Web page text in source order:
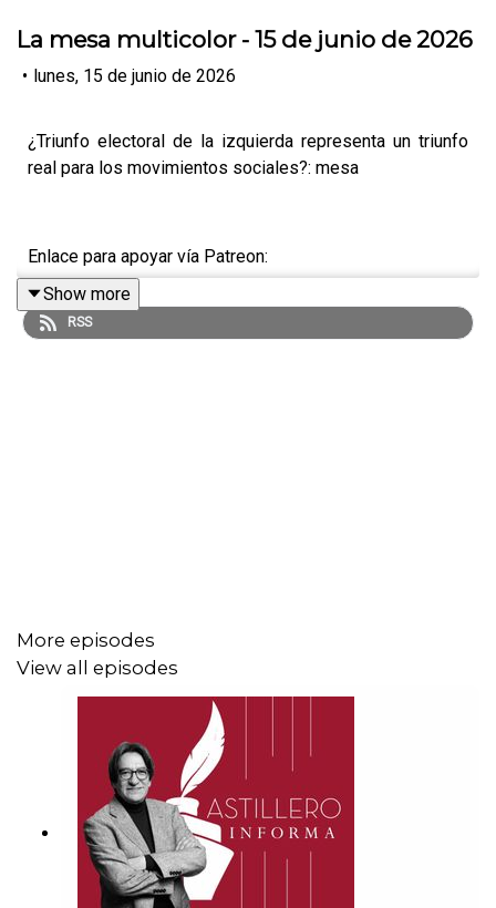
La mesa multicolor - 15 de junio de 2026
• lunes, 15 de junio de 2026
¿Triunfo electoral de la izquierda representa un triunfo
real para los movimientos sociales?: mesa
Enlace para apoyar vía Patreon:
https://www.patreon.com/julioastillero
Tienda:
https://julioastillerotienda.com/
Show more
RSS
More episodes
View all episodes